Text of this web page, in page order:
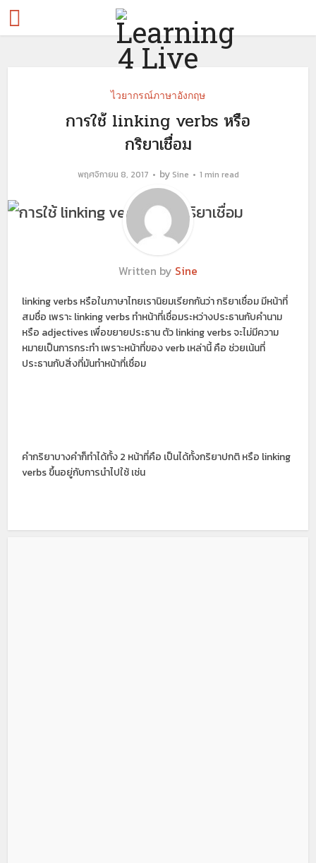
ไวยากรณ์ภาษาอังกฤษ
การใช้ linking verbs หรือ
กริยาเชื่อม
พฤศจิกายน 8, 2017 by Sine 1 min read
Written by Sine
linking verbs หรือในภาษาไทยเรานิยมเรียกกันว่า กริยาเชื่อม มีหน้าที่
สมชื่อ เพราะ linking verbs ทำหน้าที่เชื่อมระหว่างประธานกับคำนาม
หรือ adjectives เพื่อขยายประธาน ตัว linking verbs จะไม่มีความ
หมายเป็นการกระทำ เพราะหน้าที่ของ verb เหล่านี้ คือ ช่วยเน้นที่
ประธานกับสิ่งที่มันทำหน้าที่เชื่อม
คำกริยาบางคำก็ทำได้ทั้ง 2 หน้าที่คือ เป็นได้ทั้งกริยาปกติ หรือ linking
verbs ขึ้นอยู่กับการนำไปใช้ เช่น